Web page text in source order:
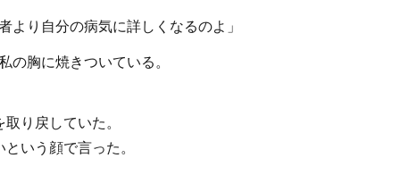
より自分の病気に詳しくなるのよ」
胸に焼きついている。
り戻していた。
いう顔で言った。